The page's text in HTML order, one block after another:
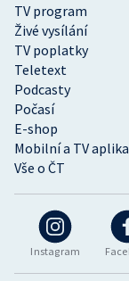
Instagram
TV program
Živé vysílání
TV poplatky
Teletext
Podcasty
Počasí
E-shop
Mobilní a TV
Vše o ČT